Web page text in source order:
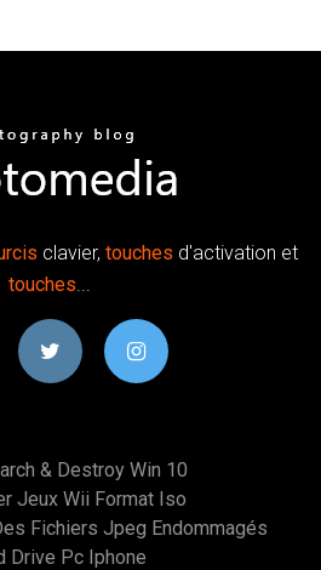
clavier, touches d'activation et
touches
& Destroy Win 10
Jeux Wii Format Iso
Fichiers Jpeg Endommagés
Drive Pc Iphone